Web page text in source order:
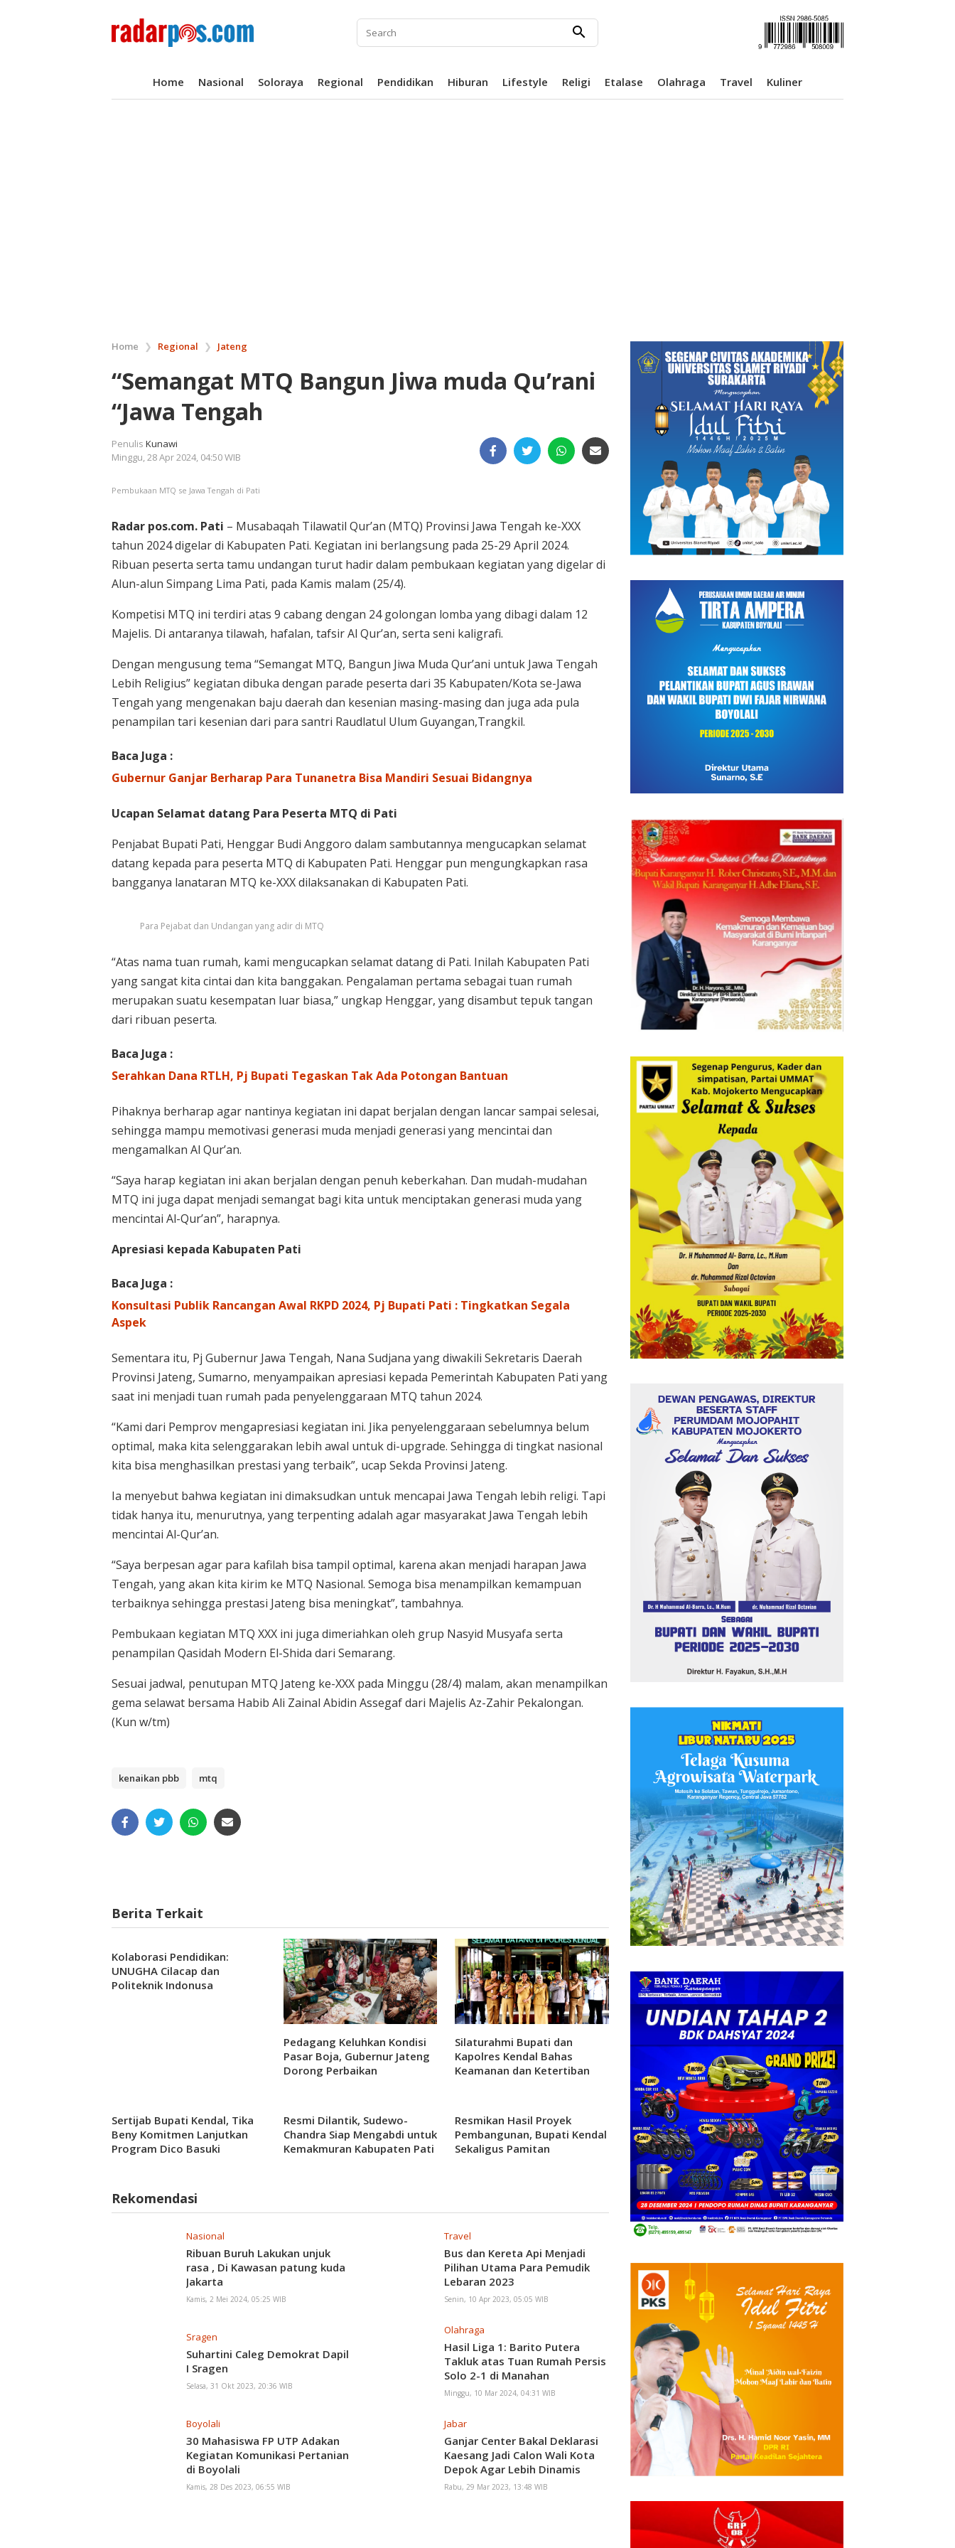
search
Home Nasional Soloraya Regional Pendidikan Hiburan Lifestyle Religi Etalase Olahraga Travel Kuliner
Home ❯ Regional ❯ Jateng
“Semangat MTQ Bangun Jiwa muda Qu’rani
“Jawa Tengah
Penulis Kunawi
Minggu, 28 Apr 2024, 04:50 WIB
Pembukaan MTQ se Jawa Tengah di Pati
Radar pos.com. Pati – Musabaqah Tilawatil Qur’an (MTQ) Provinsi Jawa Tengah ke-XXX
tahun 2024 digelar di Kabupaten Pati. Kegiatan ini berlangsung pada 25-29 April 2024.
Ribuan peserta serta tamu undangan turut hadir dalam pembukaan kegiatan yang digelar di
Alun-alun Simpang Lima Pati, pada Kamis malam (25/4).
Kompetisi MTQ ini terdiri atas 9 cabang dengan 24 golongan lomba yang dibagi dalam 12
Majelis. Di antaranya tilawah, hafalan, tafsir Al Qur’an, serta seni kaligrafi.
Dengan mengusung tema “Semangat MTQ, Bangun Jiwa Muda Qur’ani untuk Jawa Tengah
Lebih Religius” kegiatan dibuka dengan parade peserta dari 35 Kabupaten/Kota se-Jawa
Tengah yang mengenakan baju daerah dan kesenian masing-masing dan juga ada pula
penampilan tari kesenian dari para santri Raudlatul Ulum Guyangan,Trangkil.
Baca Juga :
Gubernur Ganjar Berharap Para Tunanetra Bisa Mandiri Sesuai Bidangnya
Ucapan Selamat datang Para Peserta MTQ di Pati
Penjabat Bupati Pati, Henggar Budi Anggoro dalam sambutannya mengucapkan selamat
datang kepada para peserta MTQ di Kabupaten Pati. Henggar pun mengungkapkan rasa
bangganya lanataran MTQ ke-XXX dilaksanakan di Kabupaten Pati.
Para Pejabat dan Undangan yang adir di MTQ
“Atas nama tuan rumah, kami mengucapkan selamat datang di Pati. Inilah Kabupaten Pati
yang sangat kita cintai dan kita banggakan. Pengalaman pertama sebagai tuan rumah
merupakan suatu kesempatan luar biasa,” ungkap Henggar, yang disambut tepuk tangan
dari ribuan peserta.
Baca Juga :
Serahkan Dana RTLH, Pj Bupati Tegaskan Tak Ada Potongan Bantuan
Pihaknya berharap agar nantinya kegiatan ini dapat berjalan dengan lancar sampai selesai,
sehingga mampu memotivasi generasi muda menjadi generasi yang mencintai dan
mengamalkan Al Qur’an.
“Saya harap kegiatan ini akan berjalan dengan penuh keberkahan. Dan mudah-mudahan
MTQ ini juga dapat menjadi semangat bagi kita untuk menciptakan generasi muda yang
mencintai Al-Qur’an”, harapnya.
Apresiasi kepada Kabupaten Pati
Baca Juga :
Konsultasi Publik Rancangan Awal RKPD 2024, Pj Bupati Pati : Tingkatkan Segala
Aspek
Sementara itu, Pj Gubernur Jawa Tengah, Nana Sudjana yang diwakili Sekretaris Daerah
Provinsi Jateng, Sumarno, menyampaikan apresiasi kepada Pemerintah Kabupaten Pati yang
saat ini menjadi tuan rumah pada penyelenggaraan MTQ tahun 2024.
“Kami dari Pemprov mengapresiasi kegiatan ini. Jika penyelenggaraan sebelumnya belum
optimal, maka kita selenggarakan lebih awal untuk di-upgrade. Sehingga di tingkat nasional
kita bisa menghasilkan prestasi yang terbaik”, ucap Sekda Provinsi Jateng.
Ia menyebut bahwa kegiatan ini dimaksudkan untuk mencapai Jawa Tengah lebih religi. Tapi
tidak hanya itu, menurutnya, yang terpenting adalah agar masyarakat Jawa Tengah lebih
mencintai Al-Qur’an.
“Saya berpesan agar para kafilah bisa tampil optimal, karena akan menjadi harapan Jawa
Tengah, yang akan kita kirim ke MTQ Nasional. Semoga bisa menampilkan kemampuan
terbaiknya sehingga prestasi Jateng bisa meningkat”, tambahnya.
Pembukaan kegiatan MTQ XXX ini juga dimeriahkan oleh grup Nasyid Musyafa serta
penampilan Qasidah Modern El-Shida dari Semarang.
Sesuai jadwal, penutupan MTQ Jateng ke-XXX pada Minggu (28/4) malam, akan menampilkan
gema selawat bersama Habib Ali Zainal Abidin Assegaf dari Majelis Az-Zahir Pekalongan.
(Kun w/tm)
kenaikan pbb mtq
Berita Terkait
Kolaborasi Pendidikan:
UNUGHA Cilacap dan
Politeknik Indonusa
Pedagang Keluhkan Kondisi
Pasar Boja, Gubernur Jateng
Dorong Perbaikan
Silaturahmi Bupati dan
Kapolres Kendal Bahas
Keamanan dan Ketertiban
Sertijab Bupati Kendal, Tika
Beny Komitmen Lanjutkan
Program Dico Basuki
Resmi Dilantik, Sudewo-
Chandra Siap Mengabdi untuk
Kemakmuran Kabupaten Pati
Resmikan Hasil Proyek
Pembangunan, Bupati Kendal
Sekaligus Pamitan
Rekomendasi
Nasional
Ribuan Buruh Lakukan unjuk
rasa , Di Kawasan patung kuda
Jakarta
Kamis, 2 Mei 2024, 05:25 WIB
Travel
Bus dan Kereta Api Menjadi
Pilihan Utama Para Pemudik
Lebaran 2023
Senin, 10 Apr 2023, 05:05 WIB
Sragen
Suhartini Caleg Demokrat Dapil
I Sragen
Selasa, 31 Okt 2023, 20:36 WIB
Olahraga
Hasil Liga 1: Barito Putera
Takluk atas Tuan Rumah Persis
Solo 2-1 di Manahan
Minggu, 10 Mar 2024, 04:31 WIB
Boyolali
30 Mahasiswa FP UTP Adakan
Kegiatan Komunikasi Pertanian
di Boyolali
Kamis, 28 Des 2023, 06:55 WIB
Jabar
Ganjar Center Bakal Deklarasi
Kaesang Jadi Calon Wali Kota
Depok Agar Lebih Dinamis
Rabu, 29 Mar 2023, 13:48 WIB